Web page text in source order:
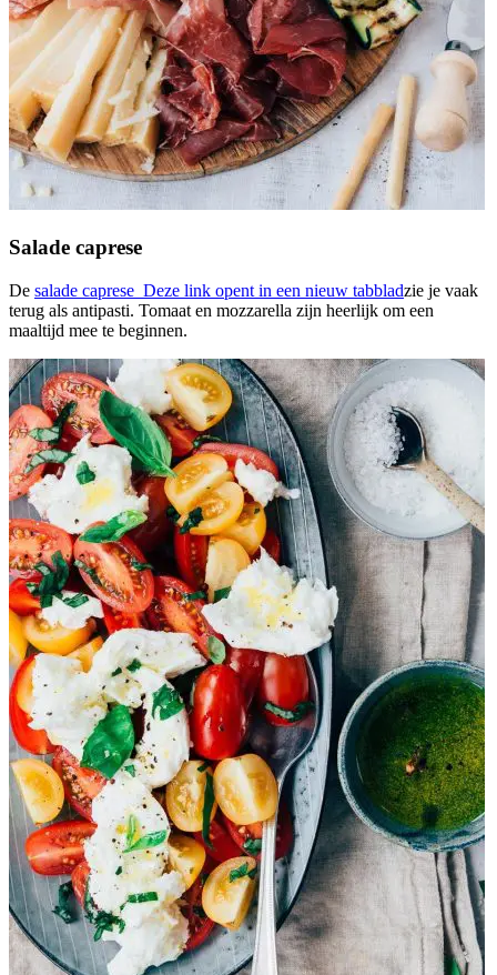
Salade caprese
De salade caprese Deze link opent in een nieuw tabbladzie je vaak
terug als antipasti. Tomaat en mozzarella zijn heerlijk om een
maaltijd mee te beginnen.